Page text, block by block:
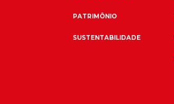
PATRIMÔNIO
SUSTENTABILIDADE